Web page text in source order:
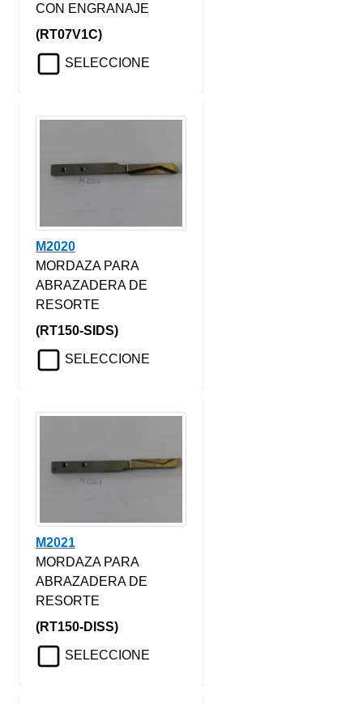
CON ENGRANAJE
(RT07V1C)
SELECCIONE
M2020
MORDAZA PARA
ABRAZADERA DE
RESORTE
(RT150-SIDS)
SELECCIONE
M2021
MORDAZA PARA
ABRAZADERA DE
RESORTE
(RT150-DISS)
SELECCIONE